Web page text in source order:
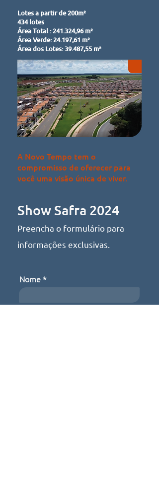
Lotes a partir de 200m²
434 lotes
Área Total : 241.324,96 m²
Área Verde: 24.197,61 m²
Área dos Lotes: 39.487,55 m²
A Novo Tempo tem o
compromisso de oferecer para
você uma visão única de viver.
Show Safra 2024
Preencha o formulário para
informações exclusivas.
Nome